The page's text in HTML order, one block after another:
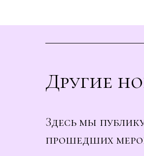
Другие
Здесь мы
прошедших